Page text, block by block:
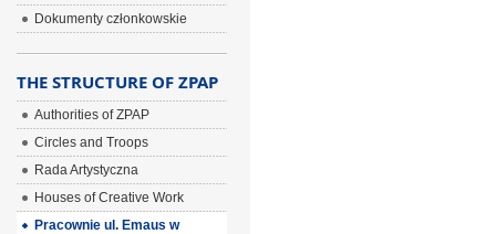
Dokumenty członkowskie
THE STRUCTURE OF ZPAP
Authorities of ZPAP
Circles and Troops
Rada Artystyczna
Houses of Creative Work
Pracownie ul. Emaus w